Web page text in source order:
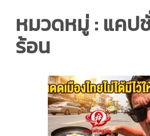
หมวดหมู่ : แคป
ร้อน